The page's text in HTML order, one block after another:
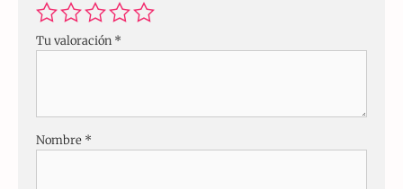
Tu valoración *
Nombre *